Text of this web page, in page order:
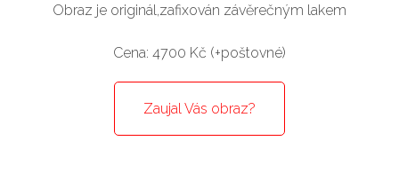
Obraz je originál,zafixován závěrečným lakem
Cena: 4700 Kč (+poštovné)
Zaujal Vás obraz?